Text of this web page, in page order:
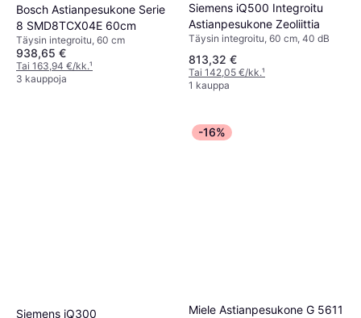
Bosch Astianpesukone Serie
8 SMD8TCX04E 60cm
Täysin integroitu, 60 cm
938,65 €
Tai 163,94 €/kk.¹
3 kauppoja
Siemens iQ500 Integroitu
Astianpesukone Zeoliittia
Täysin integroitu, 60 cm, 40 dB
813,32 €
Tai 142,05 €/kk.¹
1 kauppa
Siemens iQ300
-16%
Miele Astianpesukone G 5611